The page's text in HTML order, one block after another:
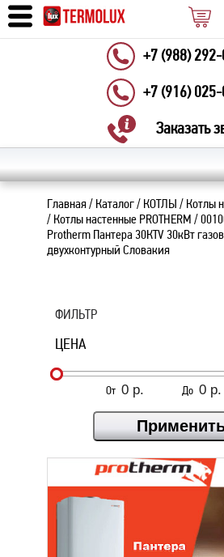
+7 (988)
+7 (916)
Заказать
Главная/ Каталог/ КОТЛЫ / Котлы
/ Котлы настенные PROTHERM /
Protherm Пантера 30КТV 30кВт
двухконтурный Словакия
ФИЛЬТР
ЦЕНА
От До